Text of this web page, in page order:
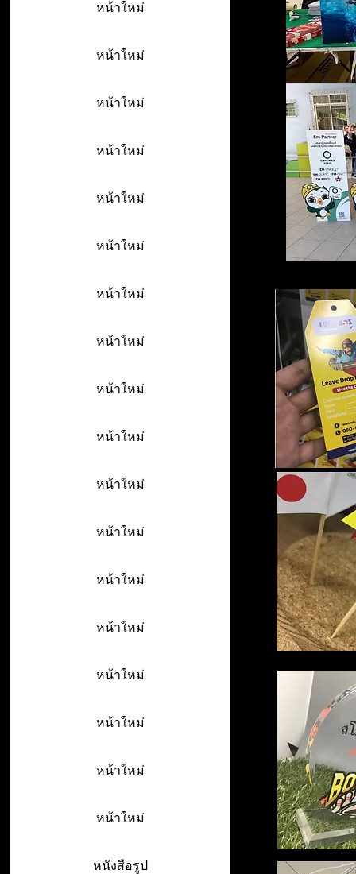
หน้าใหม่
หน้าใหม่
หน้าใหม่
หน้าใหม่
หน้าใหม่
หน้าใหม่
หน้าใหม่
หน้าใหม่
หน้าใหม่
หน้าใหม่
หน้าใหม่
หน้าใหม่
หน้าใหม่
หน้าใหม่
หน้าใหม่
หน้าใหม่
หน้าใหม่
หน้าใหม่
หนังสือรูป